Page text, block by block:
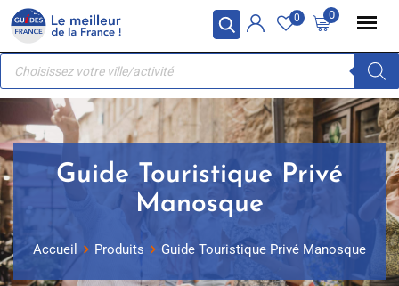
Panneau de gestion des cookies
Skip
content
0
0
Recherche
produits
Guide Touristique Privé
Manosque
Accueil Produits Guide Touristique Privé Manosque